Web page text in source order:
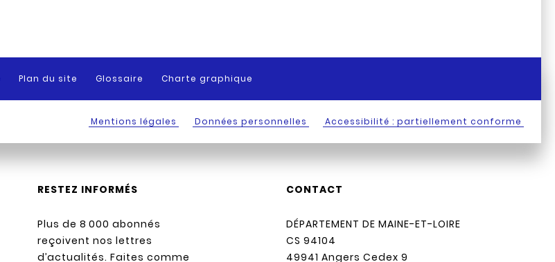
Plan du site Glossaire Charte graphique
Mentions légales Données personnelles Accessibilité : partiellement conforme
RESTEZ INFORMÉS
Plus de 8 000 abonnés
reçoivent nos lettres
d’actualités. Faites comme
CONTACT
DÉPARTEMENT DE MAINE-ET-LOIRE
CS 94104
49941 Angers Cedex 9